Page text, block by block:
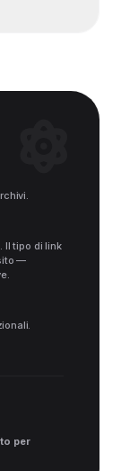
Il tipo di link
—
per